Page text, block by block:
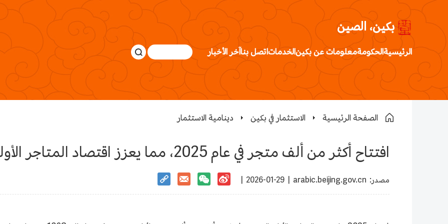
بكين، الصين
الرئيسيةالحكومةمعلومات عن بكينالخدماتاتصل بناآخر الأخبار
الصفحة الرئيسية الاستثمار في بكين دينامية الاستثمار
افتتاح أكثر من ألف متجر في عام 2025، مما يعزز اقتصاد المتاجر الأولى في بكين مرة أخرى
arabic.beijing.gov.cn :مصدر 2026-01-29 |